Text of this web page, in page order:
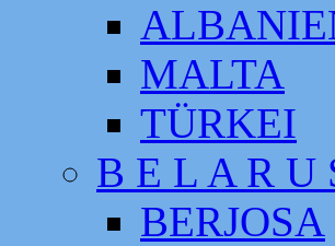
MALTA
TÜRKEI
B E L A R U
BERJOSA